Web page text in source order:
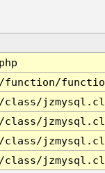
function/
class/
class/
class/
class/